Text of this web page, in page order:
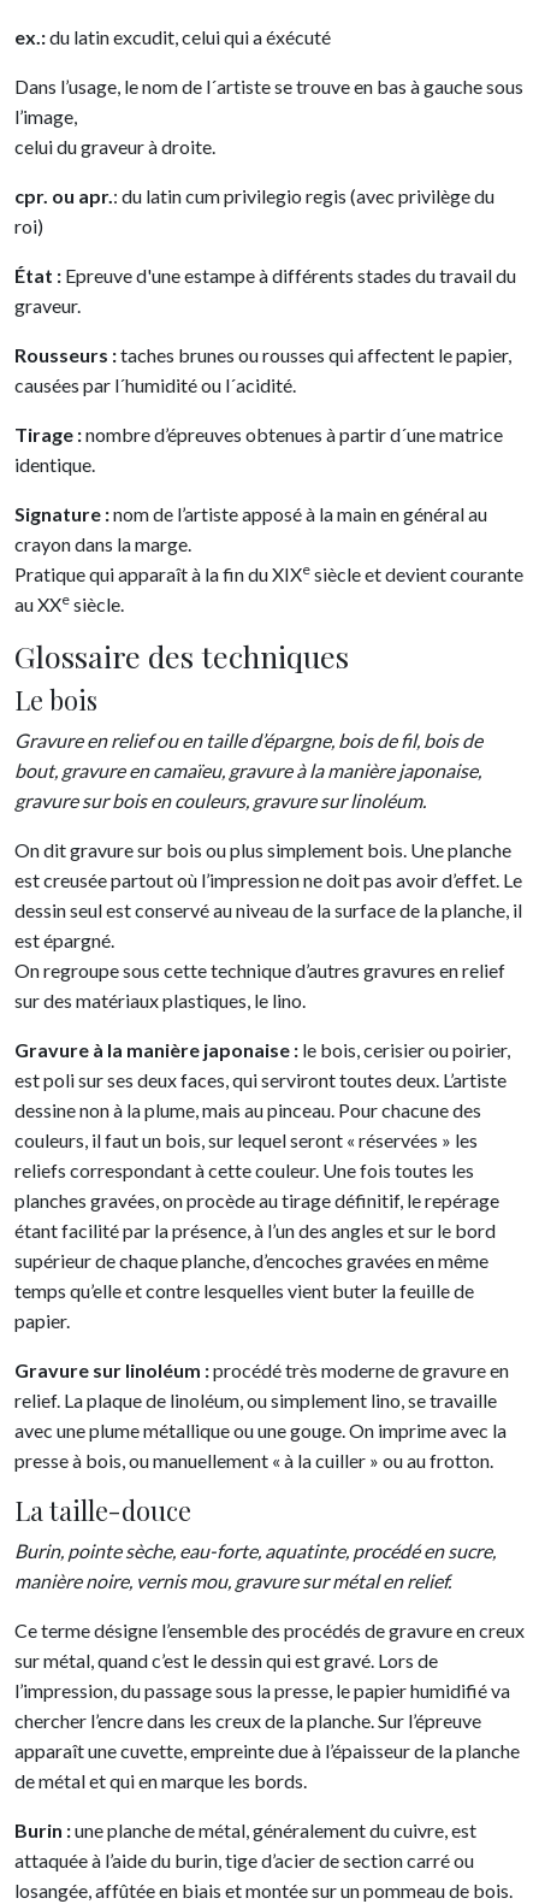
ex.:du latin excudit, celui qui a éxécuté
Dans l’usage, le nom de l´artiste se trouve en bas à gauche sous
l’image,
celui du graveur à droite.
cpr. ou apr.: du latin cum privilegio regis (avec privilège du
roi)
État : Epreuve d'une estampe à différents stades du travail du
graveur.
Rousseurs :taches brunes ou rousses qui affectent le papier,
causées par l´humidité ou l´acidité.
Tirage :nombre d’épreuves obtenues à partir d´une matrice
identique.
Signature :nom de l’artiste apposé à la main en général au
crayon dans la marge.
Pratique qui apparaît à la fin du XIXe siècle et devient courante
au XXe siècle.
Glossaire des techniques
Le bois
Gravure en relief ou en taille d’épargne, bois de fil, bois de
bout, gravure en camaïeu, gravure à la manière japonaise,
gravure sur bois en couleurs, gravure sur linoléum.
On dit gravure sur bois ou plus simplement bois. Une planche
est creusée partout où l’impression ne doit pas avoir d’effet. Le
dessin seul est conservé au niveau de la surface de la planche, il
est épargné.
On regroupe sous cette technique d’autres gravures en relief
sur des matériaux plastiques, le lino.
Gravure à la manière japonaise : le bois, cerisier ou poirier,
est poli sur ses deux faces, qui serviront toutes deux. L’artiste
dessine non à la plume, mais au pinceau. Pour chacune des
couleurs, il faut un bois, sur lequel seront « réservées » les
reliefs correspondant à cette couleur. Une fois toutes les
planches gravées, on procède au tirage définitif, le repérage
étant facilité par la présence, à l’un des angles et sur le bord
supérieur de chaque planche, d’encoches gravées en même
temps qu’elle et contre lesquelles vient buter la feuille de
papier.
Gravure sur linoléum :procédé très moderne de gravure en
relief. La plaque de linoléum, ou simplement lino, se travaille
avec une plume métallique ou une gouge. On imprime avec la
presse à bois, ou manuellement « à la cuiller » ou au frotton.
La taille-douce
Burin, pointe sèche, eau-forte, aquatinte, procédé en sucre,
manière noire, vernis mou, gravure sur métal en relief.
Ce terme désigne l’ensemble des procédés de gravure en creux
sur métal, quand c’est le dessin qui est gravé. Lors de
l’impression, du passage sous la presse, le papier humidifié va
chercher l’encre dans les creux de la planche. Sur l’épreuve
apparaît une cuvette, empreinte due à l’épaisseur de la planche
de métal et qui en marque les bords.
Burin :une planche de métal, généralement du cuivre, est
attaquée à l’aide du burin, tige d’acier de section carré ou
losangée, affûtée en biais et montée sur un pommeau de bois.